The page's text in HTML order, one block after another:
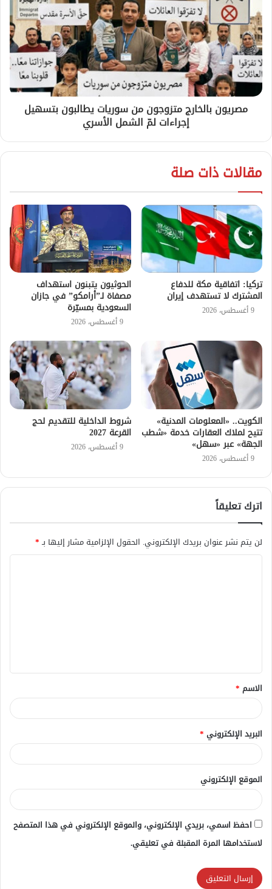
مصريون بالخارج متزوجون من سوريات يطالبون بتسهيل
إجراءات لمّ الشمل الأسري
مقالات ذات صلة
تركيا: اتفاقية مكة للدفاع
المشترك لا تستهدف إيران
9 أغسطس، 2026
الحوثيون يتبنون استهداف
مصفاة لـ”أرامكو” في جازان
السعودية بمسيّرة
9 أغسطس، 2026
الكويت.. «المعلومات المدنية»
تتيح لملاك العقارات خدمة «شطب
الجهة» عبر «سهل»
9 أغسطس، 2026
شروط الداخلية للتقديم لحج
القرعة 2027
9 أغسطس، 2026
اترك تعليقاً
لن يتم نشر عنوان بريدك الإلكتروني. الحقول الإلزامية مشار إليها بـ*
ق
*
الاسم *
البريد الإلكتروني *
الموقع الإلكتروني
احفظ اسمي، بريدي الإلكتروني، والموقع الإلكتروني في هذا المتصفح
لاستخدامها المرة المقبلة في تعليقي.